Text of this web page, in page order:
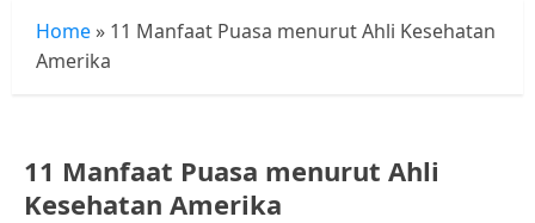
Home » 11 Manfaat Puasa menurut Ahli Kesehatan
Amerika
11 Manfaat Puasa menurut Ahli
Kesehatan Amerika